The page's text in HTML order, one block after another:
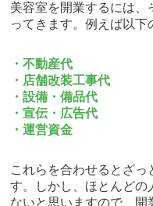
美容室を開業するには、
ってきます。例えば以下
・不動産代
・店舗改装工事代
・設備・備品代
・宣伝・広告代
・運営資金
これらを合わせるとざっ
す。しかし、ほとんどの
ないと思いますので、開